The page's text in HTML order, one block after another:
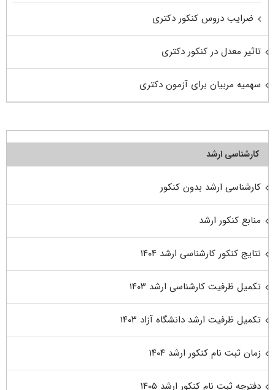
ضرایب دروس کنکور دکتری
تاثیر معدل در کنکور دکتری
سهمیه مربیان برای آزمون دکتری
کارشناسی ارشد
کارشناسی ارشد بدون کنکور
منابع کنکور ارشد
نتایج کنکور کارشناسی ارشد ۱۴۰۴
تکمیل ظرفیت کارشناسی ارشد ۱۴۰۳
تکمیل ظرفیت ارشد دانشگاه آزاد ۱۴۰۳
زمان ثبت نام کنکور ارشد ۱۴۰۴
دفترچه ثبت نام کنکور ارشد ۱۴۰۵